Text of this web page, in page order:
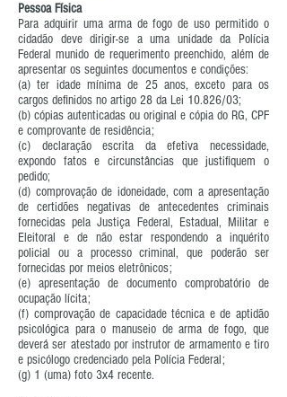
Pessoa Física
Para adquirir uma arma de fogo de uso permitido o
cidadão deve dirigir-se a uma unidade da Polícia
Federal munido de requerimento preenchido, além de
apresentar os seguintes documentos e condições:
(a) ter idade mínima de 25 anos, exceto para os
cargos definidos no artigo 28 da Lei 10.826/03;
(b) cópias autenticadas ou original e cópia do RG, CPF
e comprovante de residência;
(c) declaração escrita da efetiva necessidade,
expondo fatos e circunstâncias que justifiquem o
pedido;
(d) comprovação de idoneidade, com a apresentação
de certidões negativas de antecedentes criminais
fornecidas pela Justiça Federal, Estadual, Militar e
Eleitoral e de não estar respondendo a inquérito
policial ou a processo criminal, que poderão ser
fornecidas por meios eletrônicos;
(e) apresentação de documento comprobatório de
ocupação lícita;
(f) comprovação de capacidade técnica e de aptidão
psicológica para o manuseio de arma de fogo, que
deverá ser atestado por instrutor de armamento e tiro
e psicólogo credenciado pela Polícia Federal;
(g) 1 (uma) foto 3x4 recente.